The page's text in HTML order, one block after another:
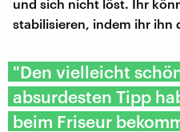
und sich nicht löst. Ihr
stabilisieren, indem ihr ihn
"Den vielleicht
absurdesten Tipp
beim Friseur